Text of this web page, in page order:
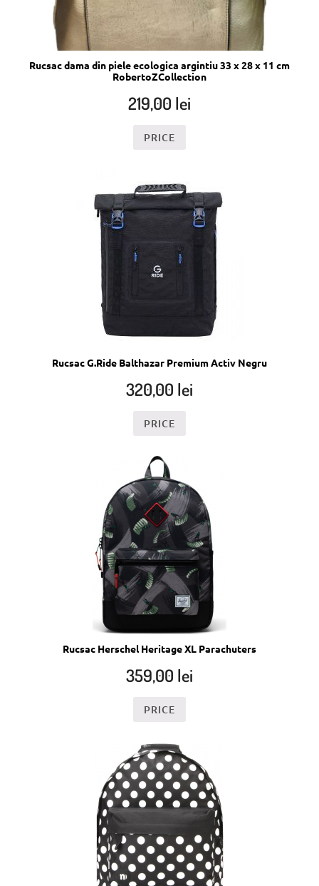
Rucsac dama din piele ecologica argintiu 33 x 28 x 11 cm
RobertoZCollection
219,00 lei
PRICE
Rucsac G.Ride Balthazar Premium Activ Negru
320,00 lei
PRICE
Rucsac Herschel Heritage XL Parachuters
359,00 lei
PRICE